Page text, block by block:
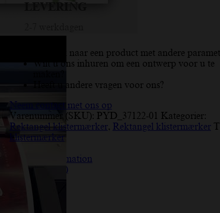
Op zoek naar een product met andere
Wilt u ons inhuren om een ontwerp voor u te
Heeft u andere vragen voor ons?
Neem contact met ons op
Varenummer (SKU): PYD_37122-01 Kategorier:
Rektangel klistermærker, Rektangel klistermærker
klistermærker
Yderligere information
Anmeldelser (10)
Beskrivelse